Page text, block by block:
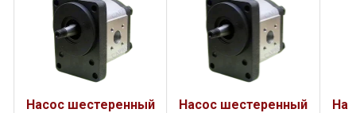
Насос шестеренный
Насос шестеренный